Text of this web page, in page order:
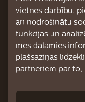
Xelsis Deluxe
Xelsis Suprema
PAR MUMS
ATBALSTA PĀRSKATS
vietnes darbību,
arī nodrošinātu
funkcijas un
mēs dalāmies
plašsaziņas
partneriem par to,